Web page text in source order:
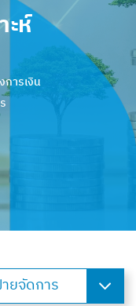
ะห์
การเงิน
ยจัดการ